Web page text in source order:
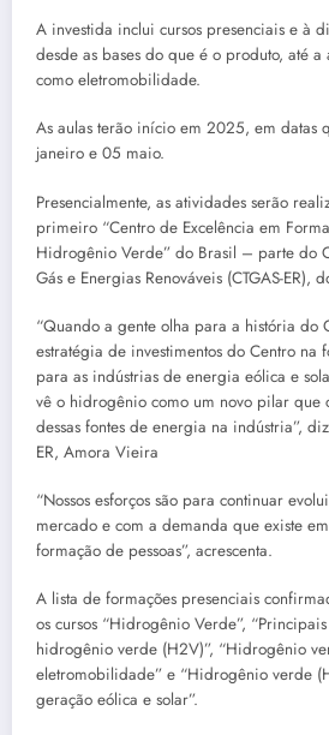
A investida inclui cursos presenciais e à
desde as bases do que é o produto, até
como eletromobilidade.
As aulas terão início em 2025, em datas
janeiro e 05 maio.
Presencialmente, as atividades serão
primeiro “Centro de Excelência em
Hidrogênio Verde” do Brasil – parte do
Gás e Energias Renováveis (CTGAS-ER),
“Quando a gente olha para a história do
estratégia de investimentos do Centro na
para as indústrias de energia eólica e
vê o hidrogênio como um novo pilar que
dessas fontes de energia na indústria”,
ER, Amora Vieira
“Nossos esforços são para continuar
mercado e com a demanda que existe
formação de pessoas”, acrescenta.
A lista de formações presenciais
os cursos “Hidrogênio Verde”,
hidrogênio verde (H2V)”, “Hidrogênio
eletromobilidade” e “Hidrogênio verde
geração eólica e solar”.